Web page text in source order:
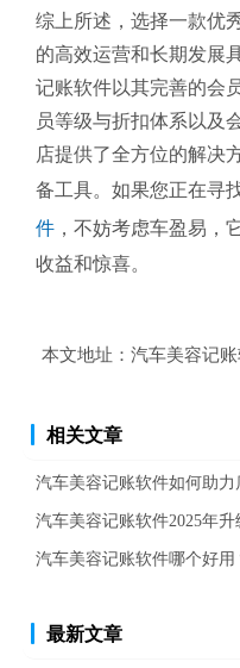
综上所述，选择一款优
的高效运营和长期发展
记账软件以其完善的会
员等级与折扣体系以及
店提供了全方位的解决
备工具。如果您正在寻
件 ，不妨考虑车盈易，
收益和惊喜。
本文地址： 汽车美容记
相关文章
汽车美容记账软件如何助力
汽车美容记账软件2025年升
汽车美容记账软件哪个好用
最新文章